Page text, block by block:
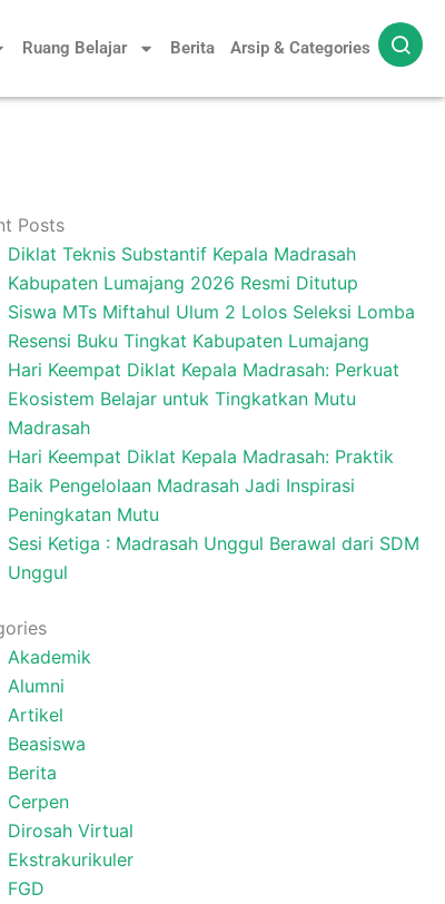
Ruang Belajar Berita Arsip & Categories
Posts
Diklat Teknis Substantif Kepala Madrasah
Kabupaten Lumajang 2026 Resmi Ditutup
Siswa MTs Miftahul Ulum 2 Lolos Seleksi Lomba
Resensi Buku Tingkat Kabupaten Lumajang
Hari Keempat Diklat Kepala Madrasah: Perkuat
Ekosistem Belajar untuk Tingkatkan Mutu
Madrasah
Hari Keempat Diklat Kepala Madrasah: Praktik
Baik Pengelolaan Madrasah Jadi Inspirasi
Peningkatan Mutu
Sesi Ketiga : Madrasah Unggul Berawal dari SDM
Unggul
Akademik
Alumni
Artikel
Beasiswa
Berita
Cerpen
Dirosah Virtual
Ekstrakurikuler
FGD